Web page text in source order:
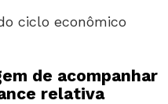
ciclo econômico
de acompanhar
relativa